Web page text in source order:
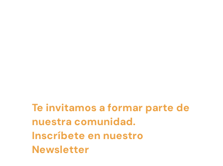
Te invitamos a formar parte de
nuestra comunidad.
Inscríbete en nuestro
Newsletter